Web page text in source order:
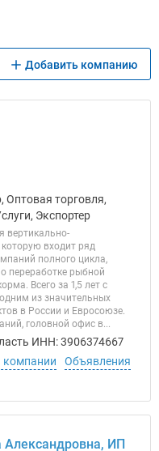
Добавить компанию
Оптовая торговля,
Экспортер
вертикально-
входит ряд
полного цикла,
переработке рыбной
Всего за 1,5 лет с
из значительных
в России и Евросоюзе.
головной офис в...
ИНН: 3906374667
компании
Объявления
ИП